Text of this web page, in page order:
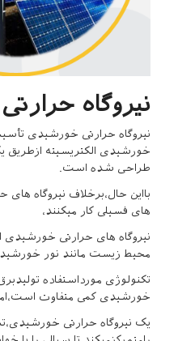
نیروگاه
نیروگاه حرارتی خورشیدی
خورشیدی الکتریسیته ازطریق
طراحی شده است.
بااین حال،برخلاف نیروگاه
های فسیلی کار میکنند،
نیروگاه های حرارتی خورشیدی
محیط زیست مانند نور خورشید
تکنولوژی مورداستفاده
خورشیدی کمی متفاوت
یک نیروگاه حرارتی